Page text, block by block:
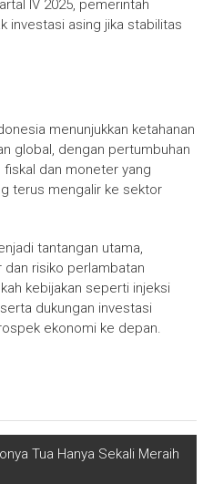
IV 2025, pemerintah
investasi asing jika stabilitas
menunjukkan ketahanan
global, dengan pertumbuhan
dan moneter yang
terus mengalir ke sektor
tantangan utama,
risiko perlambatan
kebijakan seperti injeksi
dukungan investasi
ekonomi ke depan.
Tua Hanya Sekali Meraih